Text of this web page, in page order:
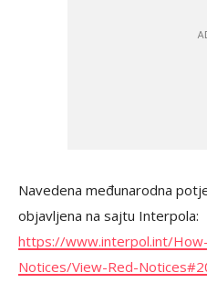
Navedena međunarodna
objavljena na sajtu Interpola:
https://www.interpol.int/
Notices/View-Red-